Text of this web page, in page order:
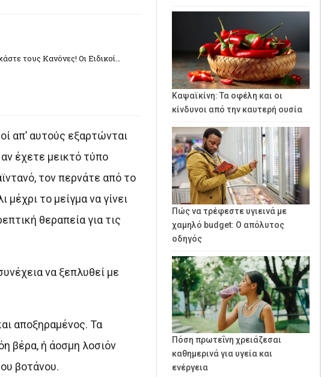
τους Κανόνες! Οι Ειδικοί…
απ’ αυτούς εξαρτώνται
έχετε μεικτό τύπο
τον περνάτε από το
το μείγμα να γίνει
θεραπεία για τις
να ξεπλυθεί με
αποξηραμένος. Τα
βέρα, ή άοσμη λοσιόν
βοτάνου.
Καψαϊκίνη: Τα οφέλη και οι
κίνδυνοι από την καυτερή ουσία
Πώς να τρέφεστε υγιεινά με
χαμηλό budget: Ο απόλυτος
οδηγός
Πόση πρωτεΐνη χρειάζεσαι
καθημερινά για υγεία και
ενέργεια